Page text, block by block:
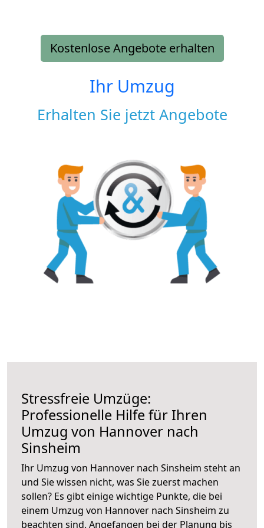
Kostenlose Angebote erhalten
Ihr Umzug
Erhalten Sie jetzt Angebote
Stressfreie Umzüge:
Professionelle Hilfe für Ihren
Umzug von Hannover nach
Sinsheim
Ihr Umzug von Hannover nach Sinsheim steht an
und Sie wissen nicht, was Sie zuerst machen
sollen? Es gibt einige wichtige Punkte, die bei
einem Umzug von Hannover nach Sinsheim zu
beachten sind. Angefangen bei der Planung bis